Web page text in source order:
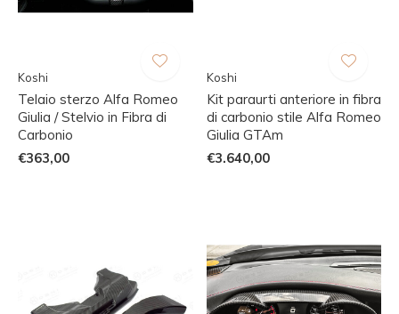
Koshi
Telaio sterzo Alfa Romeo
Giulia / Stelvio in Fibra di
Carbonio
€363,00
Koshi
Kit paraurti anteriore in fibra
di carbonio stile Alfa Romeo
Giulia GTAm
€3.640,00